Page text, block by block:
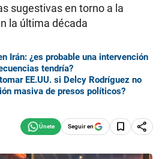
sugestivas en torno a la
la última década
Irán: ¿es probable una intervención
tendría?
EE.UU. si Delcy Rodríguez no
masiva de presos políticos?
Seguir en